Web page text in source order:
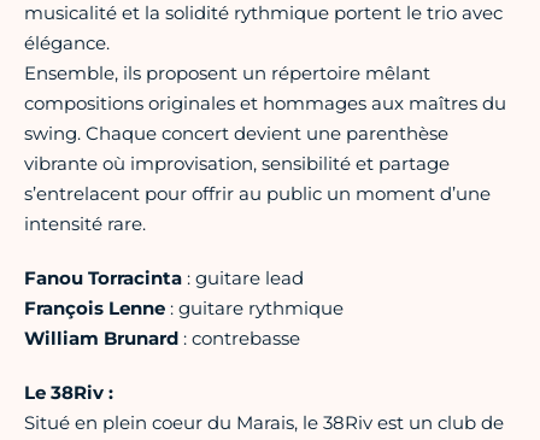
musicalité et la solidité rythmique portent le trio avec
élégance.
Ensemble, ils proposent un répertoire mêlant
compositions originales et hommages aux maîtres du
swing. Chaque concert devient une parenthèse
vibrante où improvisation, sensibilité et partage
s’entrelacent pour offrir au public un moment d’une
intensité rare.
Fanou Torracinta : guitare lead
François Lenne : guitare rythmique
William Brunard : contrebasse
Le 38Riv :
Situé en plein coeur du Marais, le 38Riv est un club de